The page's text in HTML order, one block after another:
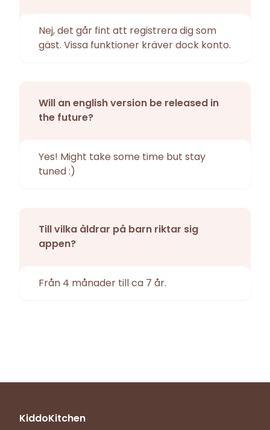
Nej, det går fint att registrera dig som
gäst. Vissa funktioner kräver dock konto.
Will an english version be released in
the future?
Yes! Might take some time but stay
tuned :)
Till vilka åldrar på barn riktar sig
appen?
Från 4 månader till ca 7 år.
KiddoKitchen